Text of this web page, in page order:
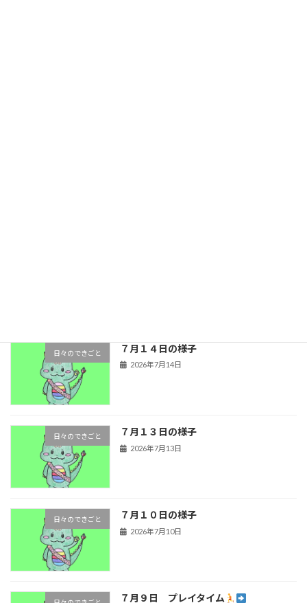
日々のできごと ７月１４日の様子
2026年7月14日
日々のできごと ７月１３日の様子
2026年7月13日
日々のできごと ７月１０日の様子
2026年7月10日
７月９日 プレイタイム